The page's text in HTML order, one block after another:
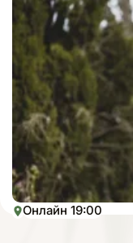
Онлайн 19:00